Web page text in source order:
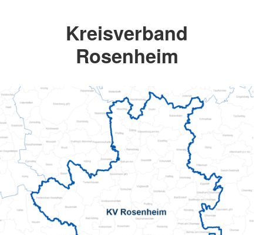
Kreisverband
Rosenheim